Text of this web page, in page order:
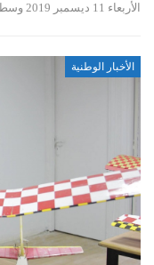
الأربعاء 11 ديسمبر 2019 وسط أجواء تنشيطية…
الأخبار الوطنية